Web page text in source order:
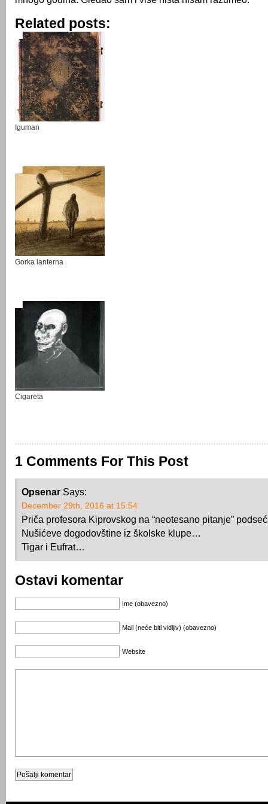
Related posts:
Iguman
Gorka lanterna
Cigareta
1 Comments For This Post
Opsenar Says:
December 29th, 2016 at 15:54
Priča profesora Kiprovskog na “neotesano pitanje”
Nušićeve dogodovštine iz školske klupe…
Tigar i Eufrat…
Ostavi komentar
Ime (obavezno)
Mail (neće biti vidljiv) (obavezno)
Website